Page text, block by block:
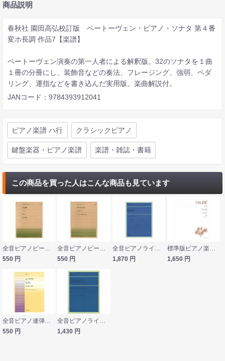
商品説明
春秋社 園田高弘校訂版 ベートーヴェン・ピアノ・ソナタ 第４番
変ホ長調 作品7【楽譜】
ベートーヴェン演奏の第一人者による解釈版。32のソナタを１曲
１冊の分冊にし、装飾音などの奏法、フレージング、強弱、ペダ
リング、運指などを書き込んだ実用版。楽曲解説付。
JANコード：9784393912041
ピアノ楽譜 ハ行 クラシックピアノ
鍵盤楽器・ピアノ楽譜 楽譜・雑誌・書籍
この商品を買った人はこんな商品も見ています
全音ピアノピース PP-044 バッハ エコー 全音楽譜出版社
550 円
全音ピアノピース PP-185 ベートーヴェン エコセーズ 全音楽譜出版社
550 円
全音ピアノライブラリー バッハ：イギリス組曲 全音楽譜出版社
1,870 円
標準版ピアノ楽譜 フォーレ ドリー ピアノ連弾のための組曲 New Edition 解説付 音楽之友社
1,650 円
全音ピアノ連弾ピース ビゼー お人形 子守歌 こどもの遊びOp.22から3番 PDP‐042 全音楽譜出版社
550 円
全音ピアノライブラリー バッハ：小プレリュードと小フーガ 全音楽譜出版社
1,430 円